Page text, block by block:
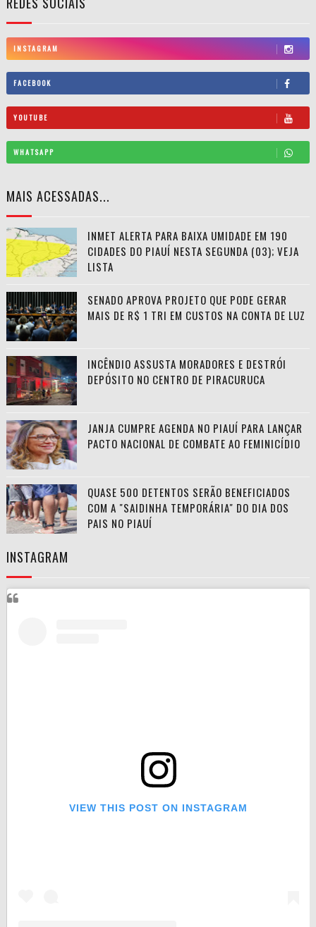
INSTAGRAM
FACEBOOK
YOUTUBE
WHATSAPP
MAIS ACESSADAS...
INMET ALERTA PARA BAIXA UMIDADE EM 190
CIDADES DO PIAUÍ NESTA SEGUNDA (03); VEJA
LISTA
SENADO APROVA PROJETO QUE PODE GERAR
MAIS DE R$ 1 TRI EM CUSTOS NA CONTA DE LUZ
INCÊNDIO ASSUSTA MORADORES E DESTRÓI
DEPÓSITO NO CENTRO DE PIRACURUCA
JANJA CUMPRE AGENDA NO PIAUÍ PARA LANÇAR
PACTO NACIONAL DE COMBATE AO FEMINICÍDIO
QUASE 500 DETENTOS SERÃO BENEFICIADOS
COM A "SAIDINHA TEMPORÁRIA" DO DIA DOS
PAIS NO PIAUÍ
INSTAGRAM
VIEW THIS POST ON INSTAGRAM